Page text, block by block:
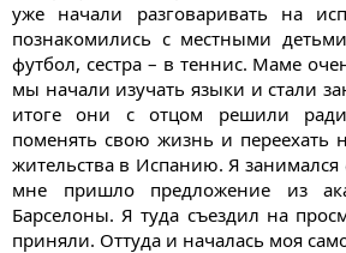
уже начали разговаривать на
познакомились с местными
футбол, сестра – в теннис. Маме
мы начали изучать языки и стали
итоге они с отцом решили
поменять свою жизнь и переехать
жительства в Испанию. Я
мне пришло предложение из
Барселоны. Я туда съездил на
приняли. Оттуда и началась моя